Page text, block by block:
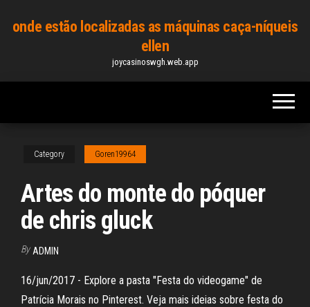
onde estão localizadas as máquinas caça-níqueis
ellen
joycasinoswgh.web.app
Category Goren19964
Artes do monte do póquer
de chris gluck
By ADMIN
16/jun/2017 - Explore a pasta "Festa do videogame" de
Patrícia Morais no Pinterest. Veja mais ideias sobre festa do